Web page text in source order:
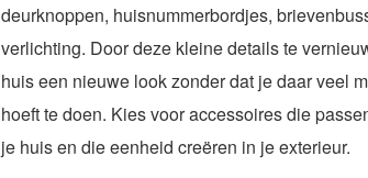
deurknoppen, huisnummerbordjes,
verlichting. Door deze kleine details te
huis een nieuwe look zonder dat je daar veel
hoeft te doen. Kies voor accessoires die
je huis en die eenheid creëren in je exterieur.